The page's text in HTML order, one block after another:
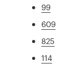
99
609
825
114